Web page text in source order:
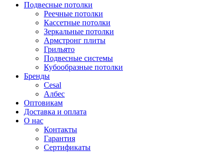
Подвесные потолки
Реечные потолки
Кассетные потолки
Зеркальные потолки
Армстронг плиты
Грильято
Подвесные системы
Кубообразные потолки
Бренды
Cesal
Албес
Оптовикам
Доставка и оплата
О нас
Контакты
Гарантия
Сертификаты